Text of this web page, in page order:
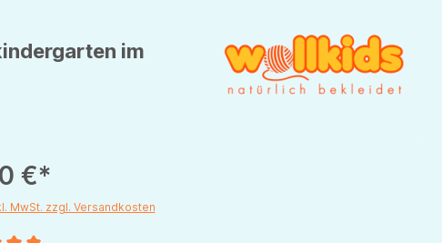
im
€*
MwSt. zzgl. Versandkosten